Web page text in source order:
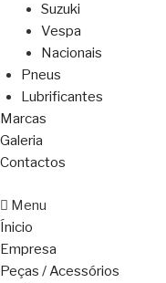
Suzuki
Vespa
Nacionais
Pneus
Lubrificantes
Marcas
Galeria
Contactos
Menu
Ínicio
Empresa
Peças / Acessórios